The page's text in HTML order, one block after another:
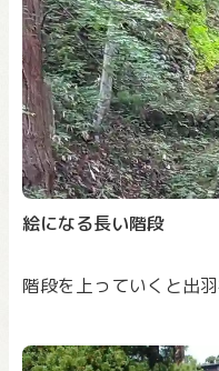
絵になる長い階段
階段を上っていくと出